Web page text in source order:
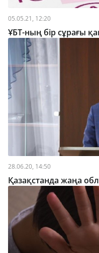
05.05.21, 12:20
ҰБТ-ның бір сұрағы
28.06.20, 14:50
Қазақстанда жаңа